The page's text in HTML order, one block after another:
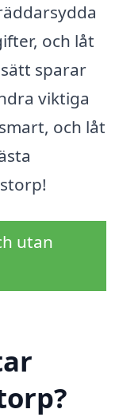
och låt
sparar
viktiga
och låt
utan